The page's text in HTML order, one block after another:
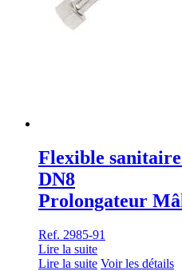
Flexible
DN8
Prolongateur
Ref. 2985-91
Lire la suite
Lire la suite Voir les détails